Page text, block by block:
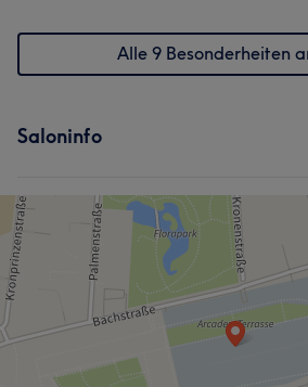
Alle 9 Besonderheiten
Saloninfo